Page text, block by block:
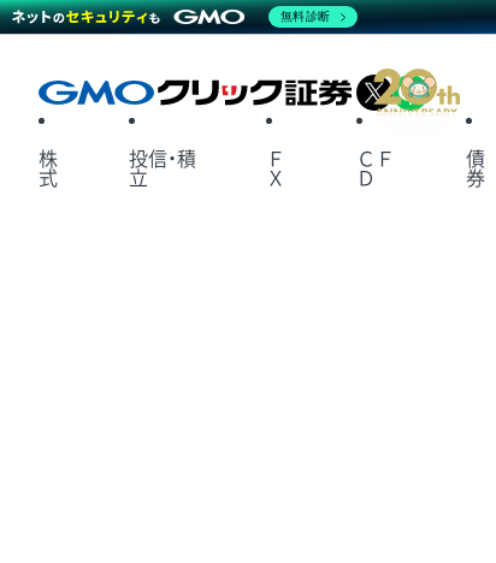
X
株
式
投信・積
立
Ｆ
Ｘ
ＣＦ
Ｄ
債
券
無料診断